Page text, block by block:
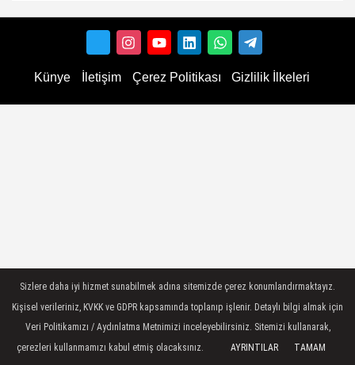
Künye İletişim Çerez Politikası Gizlilik İlkeleri
Sizlere daha iyi hizmet sunabilmek adına sitemizde çerez konumlandırmaktayız.
Kişisel verileriniz, KVKK ve GDPR kapsamında toplanıp işlenir. Detaylı bilgi almak için
Veri Politikamızı / Aydınlatma Metnimizi inceleyebilirsiniz. Sitemizi kullanarak,
çerezleri kullanmamızı kabul etmiş olacaksınız.
AYRINTILAR TAMAM